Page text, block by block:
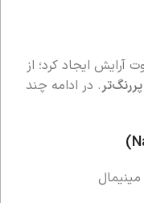
ایجاد کرد؛ از
. در ادامه چند